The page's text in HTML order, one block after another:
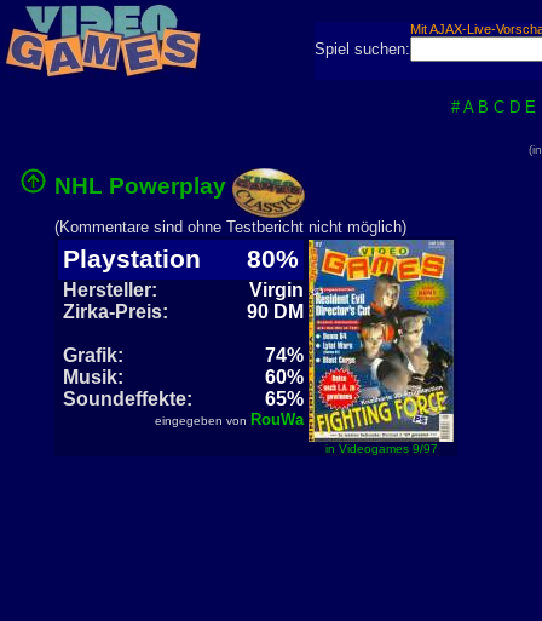
Mit AJAX-Live-
Spiel suchen:
# A B C D E
NHL Powerplay
(Kommentare sind ohne Testbericht nicht möglich)
Playstation 80%
Hersteller:
Virgin
Zirka-Preis:
90 DM
Grafik:
74%
Musik:
60%
Soundeffekte:
65%
eingegeben von RouWa
in Videogames 9/97